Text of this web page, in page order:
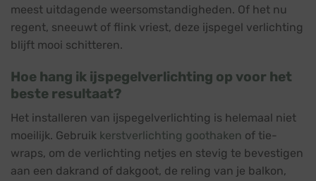
meest uitdagende weersomstandigheden. Of het nu
regent, sneeuwt of flink vriest, deze ijspegel verlichting
blijft mooi schitteren.
Hoe hang ik ijspegelverlichting op voor het
beste resultaat?
Het installeren van ijspegelverlichting is helemaal niet
moeilijk. Gebruik kerstverlichting goothaken of tie-
wraps, om de verlichting netjes en stevig te bevestigen
aan een dakrand of dakgoot, de reling van je balkon,